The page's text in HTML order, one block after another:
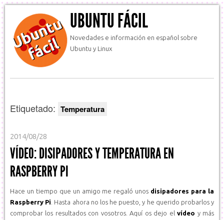
UBUNTU FÁCIL
Novedades e información en español sobre
Ubuntu y Linux
Etiquetado: Temperatura
2014/08/28
VÍDEO: DISIPADORES Y TEMPERATURA EN
RASPBERRY PI
Hace un tiempo que un amigo me regaló unos disipadores para la
Raspberry Pi . Hasta ahora no los he puesto, y he querido probarlos y
comprobar los resultados con vosotros. Aquí os dejo elvídeo y más